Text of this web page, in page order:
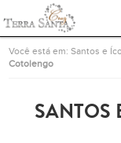
Ir para a página inicial
Você está em:Santos e
Cotolengo
SANTOS